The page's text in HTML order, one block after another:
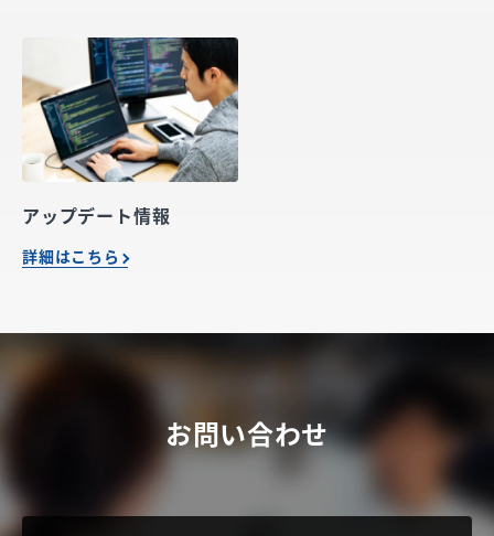
アップデート情報
詳細はこちら
お問い合わせ